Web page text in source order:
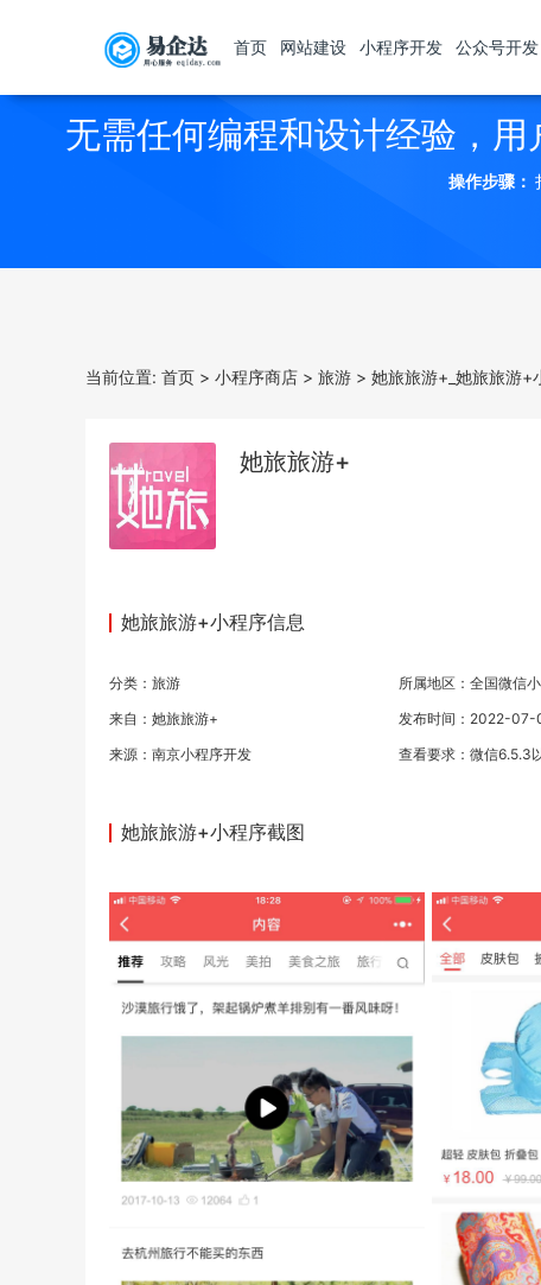
首页 网站建设 小程序开发 公众号开发
无需任何编程和设计经验，
操作步骤：
当前位置: 首页 > 小程序商店 > 旅游 > 她旅旅游+_她旅旅游+
她旅旅游+
她旅旅游+小程序信息
分类： 旅游
所属地区：全国微信
来自：她旅旅游+
发布时间：2022-
来源： 南京小程序开发 查看要求：微信6.5.3
她旅旅游+小程序截图